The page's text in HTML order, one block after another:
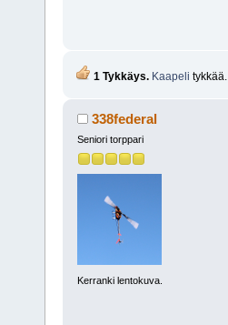
1 Tykkäys. Kaapeli tykkää.
338federal
Seniori torppari
Kerranki lentokuva.